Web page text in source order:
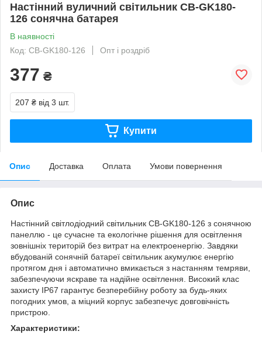
Настінний вуличний світильник CB-GK180-
126 сонячна батарея
В наявності
Код: CB-GK180-126
Опт і роздріб
377 ₴
207 ₴ від 3 шт.
Купити
Опис Доставка Оплата Умови повернення
Опис
Настінний світлодіодний світильник CB-GK180-126 з сонячною
панеллю - це сучасне та екологічне рішення для освітлення
зовнішніх територій без витрат на електроенергію. Завдяки
вбудованій сонячній батареї світильник акумулює енергію
протягом дня і автоматично вмикається з настанням темряви,
забезпечуючи яскраве та надійне освітлення. Високий клас
захисту IP67 гарантує безперебійну роботу за будь-яких
погодних умов, а міцний корпус забезпечує довговічність
пристрою.
Характеристики: